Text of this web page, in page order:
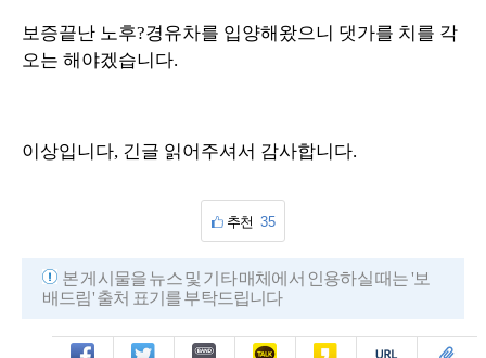
보증끝난 노후?경유차를 입양해왔으니 댓가를 치를 각
오는 해야겠습니다.
이상입니다, 긴글 읽어주셔서 감사합니다.
추천 35
본 게시물을 뉴스 및 기타 매체에서 인용하실 때는 '보
배드림' 출처 표기를 부탁드립니다